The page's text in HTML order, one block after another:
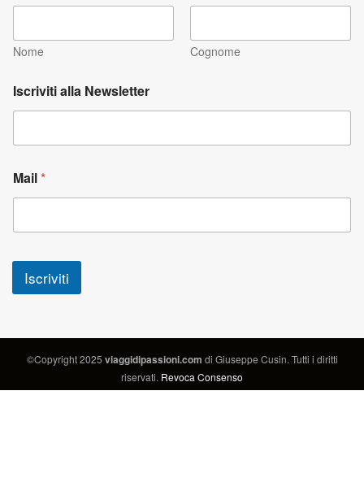
Nome Cognome
Iscriviti alla Newsletter
Mail*
Iscriviti
©Copyright 2025 viaggidipassioni.com di Giuseppe Cusin. Tutti i diritti
riservati. Revoca Consenso